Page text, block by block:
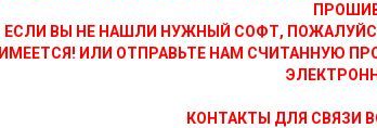
ЕСЛИ ВЫ НЕ НАШЛИ НУЖНЫЙ СОФТ,
ИМЕЕТСЯ! ИЛИ ОТПРАВЬТЕ НАМ СЧИТАННУЮ
КОНТАКТЫ ДЛЯ СВЯЗИ